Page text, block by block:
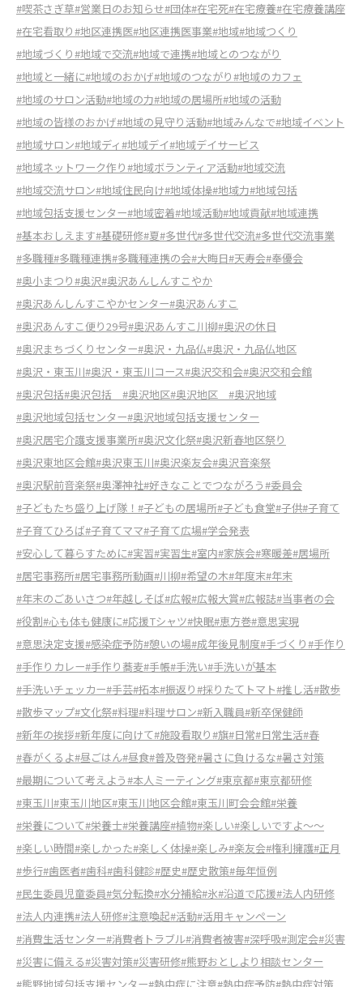
#喫茶さぎ草#営業日のお知らせ#団体#在宅死#在宅療養#在宅療養講座
#在宅看取り#地区連携医#地区連携医事業#地域#地域つくり
#地域づくり#地域で交流#地域で連携#地域とのつながり
#地域と一緒に#地域のおかげ#地域のつながり#地域のカフェ
#地域のサロン活動#地域の力#地域の居場所#地域の活動
#地域の皆様のおかげ#地域の見守り活動#地域みんなで#地域イベント
#地域サロン#地域ディ#地域デイ#地域デイサービス
#地域ネットワーク作り#地域ボランティア活動#地域交流
#地域交流サロン#地域住民向け#地域体操#地域力#地域包括
#地域包括支援センター#地域密着#地域活動#地域貢献#地域連携
#基本おしえます#基礎研修#夏#多世代#多世代交流#多世代交流事業
#多職種#多職種連携#多職種連携の会#大晦日#天寿会#奉優会
#奥小まつり#奥沢#奥沢あんしんすこやか
#奥沢あんしんすこやかセンター#奥沢あんすこ
#奥沢あんすこ便り29号#奥沢あんすこ川柳#奥沢の休日
#奥沢まちづくりセンター#奥沢・九品仏#奥沢・九品仏地区
#奥沢・東玉川#奥沢・東玉川コース#奥沢交和会#奥沢交和会館
#奥沢包括#奥沢包括 #奥沢地区#奥沢地区 #奥沢地域
#奥沢地域包括センター#奥沢地域包括支援センター
#奥沢居宅介護支援事業所#奥沢文化祭#奥沢新春地区祭り
#奥沢東地区会館#奥沢東玉川#奥沢楽友会#奥沢音楽祭
#奥沢駅前音楽祭#奥澤神社#好きなことでつながろう#委員会
#子どもたち盛り上げ隊！ #子どもの居場所#子ども食堂#子供#子育て
#子育てひろば#子育てママ#子育て広場#学会発表
#安心して暮らすために#実習#実習生#室内#家族会#寒暖差#居場所
#居宅事務所#居宅事務所動画#川柳#希望の木#年度末#年末
#年末のごあいさつ#年越しそば#広報#広報大賞#広報誌#当事者の会
#役割#心も体も健康に#応援Tシャツ#快眠#恵方巻#意思実現
#意思決定支援#感染症予防#憩いの場#成年後見制度#手づくり#手作り
#手作りカレー#手作り蕎麦#手帳#手洗い#手洗いが基本
#手洗いチェッカー#手芸#拓本#振返り#採りたてトマト#推し活#散歩
#散歩マップ#文化祭#料理#料理サロン#新入職員#新卒保健師
#新年の挨拶#新年度に向けて#施設看取り#旗#日常#日常生活#春
#春がくるよ#昼ごはん#昼食#普及啓発#暑さに負けるな#暑さ対策
#最期について考えよう#本人ミーティング#東京都#東京都研修
#東玉川#東玉川地区#東玉川地区会館#東玉川町会会館#栄養
#栄養について#栄養士#栄養講座#植物#楽しい#楽しいですよ～～
#楽しい時間#楽しかった#楽しく体操#楽しみ#楽友会#権利擁護#正月
#歩行#歯医者#歯科#歯科健診#歴史#歴史散策#毎年恒例
#民生委員児童委員#気分転換#水分補給#氷#沿道で応援#法人内研修
#法人内連携#法人研修#注意喚起#活動#活用キャンペーン
#消費生活センター#消費者トラブル#消費者被害#深呼吸#測定会#災害
#災害に備える#災害対策#災害研修#熊野おとしより相談センター